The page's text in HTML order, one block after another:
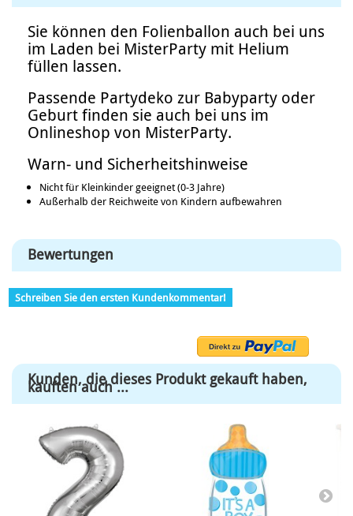
Sie können den Folienballon auch bei uns
im Laden bei MisterParty mit Helium
füllen lassen.
Passende Partydeko zur Babyparty oder
Geburt finden sie auch bei uns im
Onlineshop von MisterParty.
Warn- und Sicherheitshinweise
Nicht für Kleinkinder geeignet (0-3 Jahre)
Außerhalb der Reichweite von Kindern aufbewahren
Bewertungen
Schreiben Sie den ersten Kundenkommentar!
Kunden, die dieses Produkt gekauft haben,
kauften auch ...